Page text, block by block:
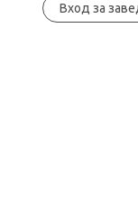
Вход за